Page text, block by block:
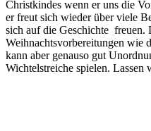
Christkindes wenn er uns die
er freut sich wieder über viele
sich auf die Geschichte
Weihnachtsvorbereitungen wie
kann aber genauso gut
Wichtelstreiche spielen. Lassen